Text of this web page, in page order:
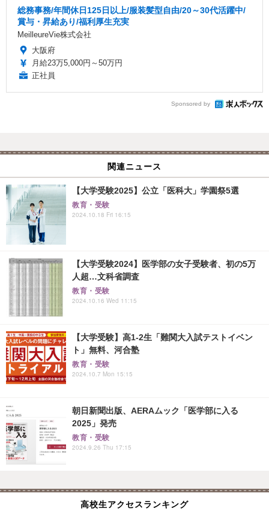
総務事務/年間休日125日以上/服装髪型自由/20～30代活躍中/
賞与・昇給あり/福利厚生充実
MeilleureVie株式会社
大阪府
月給23万5,000円～50万円
正社員
Sponsored by
関連ニュース
【大学受験2025】公立「医科大」学園祭5選
教育・受験
2024.10.18 Fri 16:15
【大学受験2024】医学部の女子受験者、初の5万
人超…文科省調査
教育・受験
2024.10.16 Wed 11:15
【大学受験】高1-2生「難関大入試テストイベン
ト」無料、河合塾
教育・受験
2024.10.7 Mon 15:15
朝日新聞出版、AERAムック「医学部に入る
2025」発売
教育・受験
2024.9.26 Thu 17:15
高校生アクセスランキング